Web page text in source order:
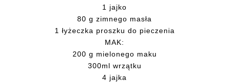
1 jajko
80 g zimnego masła
1 łyżeczka proszku do pieczenia
MAK:
200 g mielonego maku
300ml wrzątku
4 jajka